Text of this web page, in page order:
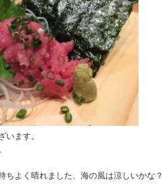
います。
ちよく晴れました、海の風は涼しいかな？